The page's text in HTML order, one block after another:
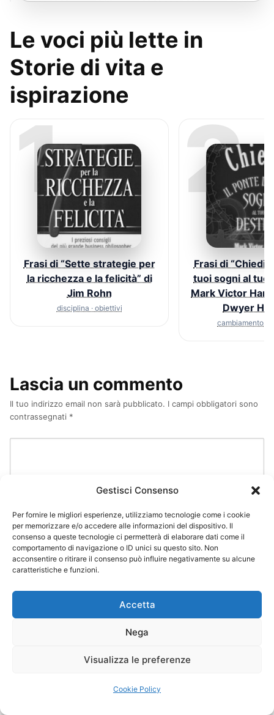
Gestisci Consenso
Per fornire le migliori esperienze, utilizziamo tecnologie come i cookie
per memorizzare e/o accedere alle informazioni del dispositivo. Il
consenso a queste tecnologie ci permetterà di elaborare dati come il
comportamento di navigazione o ID unici su questo sito. Non
acconsentire o ritirare il consenso può influire negativamente su alcune
caratteristiche e funzioni.
Accetta
Nega
Visualizza le preferenze
Cookie Policy
Le voci più lette in
Storie di vita e
ispirazione
1
Frasi di “Sette strategie per
la ricchezza e la felicità” di
Jim Rohn
disciplina · obiettivi
2
Frasi di “Chiedi!
tuoi sogni al tuo
Mark Victor
Dwyer
cambiamento ·
Lascia un commento
Il tuo indirizzo email non sarà pubblicato. I campi obbligatori sono
contrassegnati *
NOME*